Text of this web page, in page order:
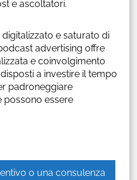
e ascoltatori.
e saturato di
advertising offre
e coinvolgimento
a investire il tempo
padroneggiare
possono essere
o una consulenza